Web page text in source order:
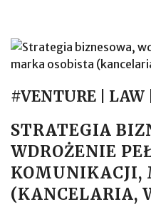
#VENTURE |
STRATEGIA
WDROŻENIE
KOMUNIKACJI,
(KANCELARIA,